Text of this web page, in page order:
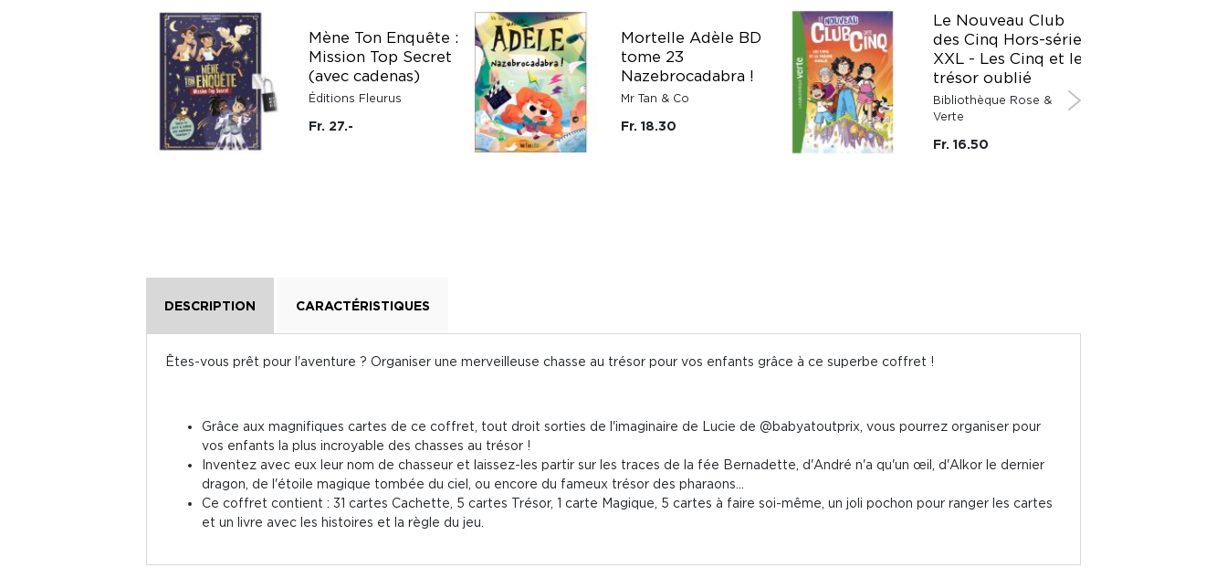
Mène Ton Enquête :
Mission Top Secret
(avec cadenas)
Éditions Fleurus
Fr. 27.-
Mortelle Adèle BD
tome 23
Nazebrocadabra !
Mr Tan & Co
Fr. 18.30
Le Nouveau Club
des Cinq Hors-série
XXL - Les Cinq et le
trésor oublié
Bibliothèque Rose &
Verte
Fr. 16.50
DESCRIPTION CARACTÉRISTIQUES
Êtes-vous prêt pour l'aventure ? Organiser une merveilleuse chasse au trésor pour vos enfants grâce à ce superbe coffret !
Grâce aux magnifiques cartes de ce coffret, tout droit sorties de l'imaginaire de Lucie de @babyatoutprix, vous pourrez organiser pour
vos enfants la plus incroyable des chasses au trésor !
Inventez avec eux leur nom de chasseur et laissez-les partir sur les traces de la fée Bernadette, d'André n'a qu'un œil, d'Alkor le dernier
dragon, de l'étoile magique tombée du ciel, ou encore du fameux trésor des pharaons...
Ce coffret contient : 31 cartes Cachette, 5 cartes Trésor, 1 carte Magique, 5 cartes à faire soi-même, un joli pochon pour ranger les cartes
et un livre avec les histoires et la règle du jeu.